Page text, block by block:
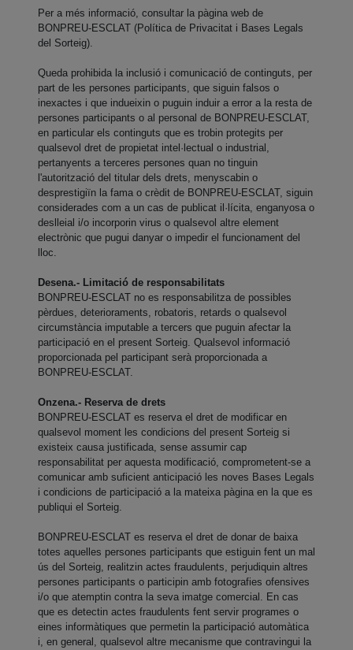
Per a més informació, consultar la pàgina web de
BONPREU-ESCLAT (Política de Privacitat i Bases Legals
del Sorteig).
Queda prohibida la inclusió i comunicació de continguts, per
part de les persones participants, que siguin falsos o
inexactes i que indueixin o puguin induir a error a la resta de
persones participants o al personal de BONPREU-ESCLAT,
en particular els continguts que es trobin protegits per
qualsevol dret de propietat intel·lectual o industrial,
pertanyents a terceres persones quan no tinguin
l'autorització del titular dels drets, menyscabin o
desprestigiïn la fama o crèdit de BONPREU-ESCLAT, siguin
considerades com a un cas de publicat il·lícita, enganyosa o
deslleial i/o incorporin virus o qualsevol altre element
electrònic que pugui danyar o impedir el funcionament del
lloc.
Desena.- Limitació de responsabilitats
BONPREU-ESCLAT no es responsabilitza de possibles
pèrdues, deterioraments, robatoris, retards o qualsevol
circumstància imputable a tercers que puguin afectar la
participació en el present Sorteig. Qualsevol informació
proporcionada pel participant serà proporcionada a
BONPREU-ESCLAT.
Onzena.- Reserva de drets
BONPREU-ESCLAT es reserva el dret de modificar en
qualsevol moment les condicions del present Sorteig si
existeix causa justificada, sense assumir cap
responsabilitat per aquesta modificació, comprometent-se a
comunicar amb suficient anticipació les noves Bases Legals
i condicions de participació a la mateixa pàgina en la que es
publiqui el Sorteig.
BONPREU-ESCLAT es reserva el dret de donar de baixa
totes aquelles persones participants que estiguin fent un mal
ús del Sorteig, realitzin actes fraudulents, perjudiquin altres
persones participants o participin amb fotografies ofensives
i/o que atemptin contra la seva imatge comercial. En cas
que es detectin actes fraudulents fent servir programes o
eines informàtiques que permetin la participació automàtica
i, en general, qualsevol altre mecanisme que contravingui la